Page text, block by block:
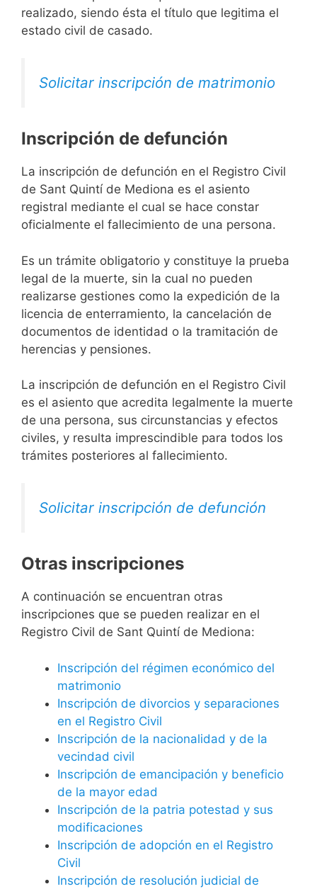
realizado, siendo ésta el título que legitima el
estado civil de casado.
Solicitar inscripción de matrimonio
Inscripción de defunción
La inscripción de defunción en el Registro Civil
de Sant Quintí de Mediona es el asiento
registral mediante el cual se hace constar
oficialmente el fallecimiento de una persona.
Es un trámite obligatorio y constituye la prueba
legal de la muerte, sin la cual no pueden
realizarse gestiones como la expedición de la
licencia de enterramiento, la cancelación de
documentos de identidad o la tramitación de
herencias y pensiones.
La inscripción de defunción en el Registro Civil
es el asiento que acredita legalmente la muerte
de una persona, sus circunstancias y efectos
civiles, y resulta imprescindible para todos los
trámites posteriores al fallecimiento.
Solicitar inscripción de defunción
Otras inscripciones
A continuación se encuentran otras
inscripciones que se pueden realizar en el
Registro Civil de Sant Quintí de Mediona:
Inscripción del régimen económico del
matrimonio
Inscripción de divorcios y separaciones
en el Registro Civil
Inscripción de la nacionalidad y de la
vecindad civil
Inscripción de emancipación y beneficio
de la mayor edad
Inscripción de la patria potestad y sus
modificaciones
Inscripción de adopción en el Registro
Civil
Inscripción de resolución judicial de